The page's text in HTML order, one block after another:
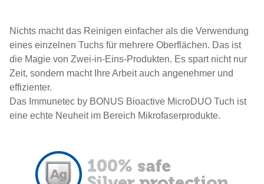
Nichts macht das Reinigen einfacher als die Verwendung
eines einzelnen Tuchs für mehrere Oberflächen. Das ist
die Magie von Zwei-in-Eins-Produkten. Es spart nicht nur
Zeit, sondern macht Ihre Arbeit auch angenehmer und
effizienter.
Das Immunetec by BONUS Bioactive MicroDUO Tuch ist
eine echte Neuheit im Bereich Mikrofaserprodukte.